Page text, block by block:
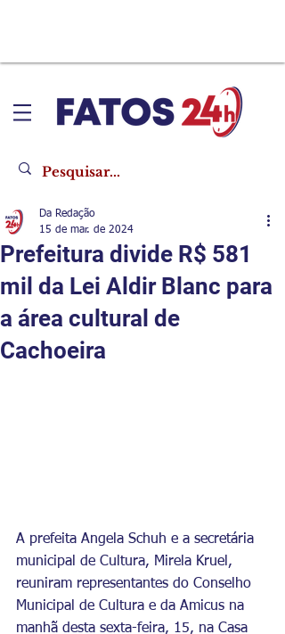
Prefeitura divide R$ 581
mil da Lei Aldir Blanc para
a área cultural de
Cachoeira
Da Redação
15 de mar. de 2024
A prefeita Angela Schuh e a secretária
municipal de Cultura, Mirela Kruel,
reuniram representantes do Conselho
Municipal de Cultura e da Amicus na
manhã desta sexta-feira, 15, na Casa